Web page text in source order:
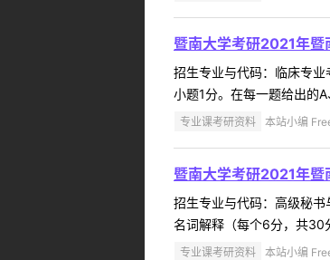
暨南大学考研2021年
招生专业与代码：临床专
小题1分。在每一题给出的
专业课考研资料 本站小编
暨南大学考研2021年暨
招生专业与代码：高级秘
名词解释（每个6分，共30
专业课考研资料 本站小编